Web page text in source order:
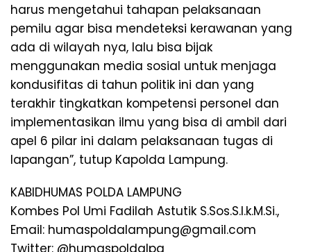
harus mengetahui tahapan pelaksanaan
pemilu agar bisa mendeteksi kerawanan yang
ada di wilayah nya, lalu bisa bijak
menggunakan media sosial untuk menjaga
kondusifitas di tahun politik ini dan yang
terakhir tingkatkan kompetensi personel dan
implementasikan ilmu yang bisa di ambil dari
apel 6 pilar ini dalam pelaksanaan tugas di
lapangan”, tutup Kapolda Lampung.
KABIDHUMAS POLDA LAMPUNG
Kombes Pol Umi Fadilah Astutik S.Sos.S.I.k.M.Si.,
Email: humaspoldalampung@gmail.com
Twitter: @humaspoldalpg